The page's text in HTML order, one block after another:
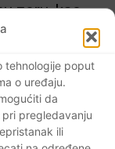
tehnologije poput
o uređaju.
da
pregledavanju
ili
zoru, kao
mladi život
rata